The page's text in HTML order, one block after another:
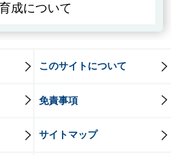
成について
このサイトについて
免責事項
サイトマップ